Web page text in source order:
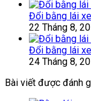
Đổi bằng lái
22 Tháng 8,
Đổi bằng lái
24 Tháng 8,
Bài viết được đánh